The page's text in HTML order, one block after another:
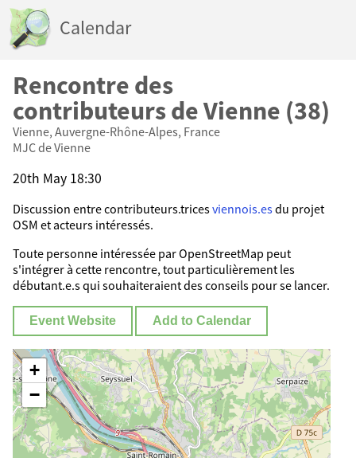
Calendar
Rencontre des
contributeurs de Vienne (38)
Vienne, Auvergne-Rhône-Alpes, France
MJC de Vienne
20th May 18:30
Discussion entre contributeurs.tricesviennois.esdu projet
OSM et acteurs intéressés.
Toute personne intéressée par OpenStreetMap peut
s'intégrer à cette rencontre, tout particulièrement les
débutant.e.s qui souhaiteraient des conseils pour se lancer.
Event Website Add to Calendar
+
−